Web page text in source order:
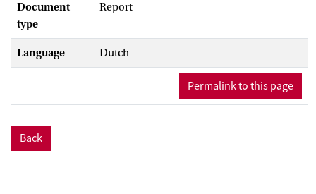
Document
type
Report
Language Dutch
Permalink to this page
Back